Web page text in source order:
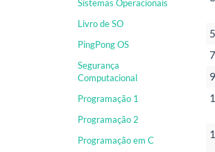
Sistemas Operacionais
Livro de SO
PingPong OS
Segurança
Computacional
Programação 1
Programação 2
Programação em C